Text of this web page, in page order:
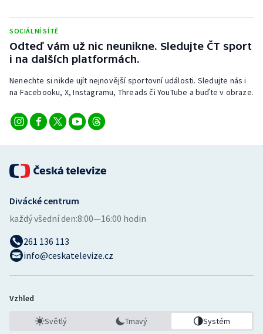
Triatlon
Veslování
Vodní slalom
Ostatní
SOCIÁLNÍ SÍTĚ
Odteď vám už nic neunikne. Sledujte ČT sport
i na dalších platformách.
Nenechte si nikde ujít nejnovější sportovní události. Sledujte nás i
na Facebooku, X, Instagramu, Threads či YouTube a buďte v obraze.
Divácké centrum
každý všední den:8:00—16:00 hodin
261 136 113
info@ceskatelevize.cz
Vzhled
Světlý Tmavý Systém